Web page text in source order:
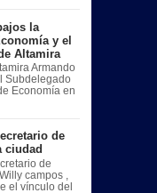
la
y el
Altamira
Armando
Subdelegado
Economía en
de
ciudad
de
campos ,
el vínculo del